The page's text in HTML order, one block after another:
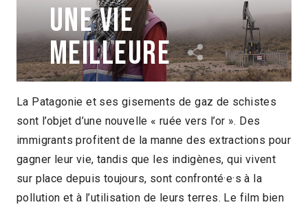
Une vie
meilleure
Grégory Lassalle France 2018
1h29
2020 > Découvertes Documentaire
La Patagonie et ses gisements de gaz de schistes
sont l’objet d’une nouvelle « ruée vers l’or ». Des
immigrants profitent de la manne des extractions pour
gagner leur vie, tandis que les indigènes, qui vivent
sur place depuis toujours, sont confronté·e·s à la
pollution et à l’utilisation de leurs terres. Le film bien